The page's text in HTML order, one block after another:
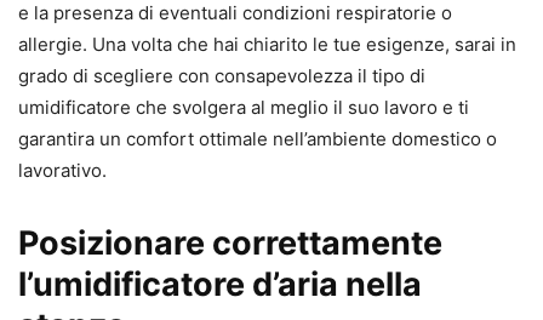
e la presenza di eventuali condizioni respiratorie o
allergie. Una volta che hai chiarito le tue esigenze, sarai in
grado di scegliere con consapevolezza il tipo di
umidificatore che svolgera al meglio il suo lavoro e ti
garantira un comfort ottimale nell’ambiente domestico o
lavorativo.
Posizionare correttamente
l’umidificatore d’aria nella